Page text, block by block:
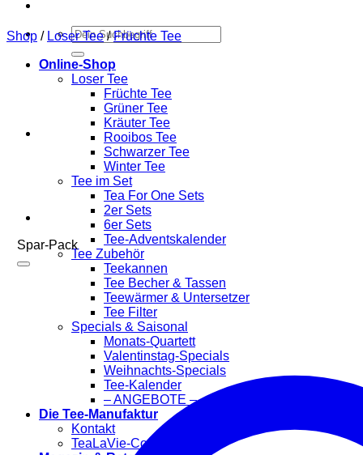
Suchen
nach:
Online-Shop
Loser Tee
Früchte Tee
Grüner Tee
Kräuter Tee
Rooibos Tee
Schwarzer Tee
Winter Tee
Tee im Set
Tea For One Sets
2er Sets
6er Sets
Tee-Adventskalender
Tee Zubehör
Teekannen
Tee Becher & Tassen
Teewärmer & Untersetzer
Tee Filter
Specials & Saisonal
Monats-Quartett
Valentinstag-Specials
Weihnachts-Specials
Tee-Kalender
– ANGEBOTE –
Die Tee-Manufaktur
Kontakt
TeaLaVie-Community
Shop / Loser Tee / Früchte Tee
Spar-Pack